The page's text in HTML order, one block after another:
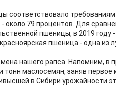
соответствовало
около 79 процентов. Для
пшеницы, в 2019 году -
пшеница - одна из
нашего рапса. Напомним, в
тонн маслосемян, заняв первое
в Сибири урожайности